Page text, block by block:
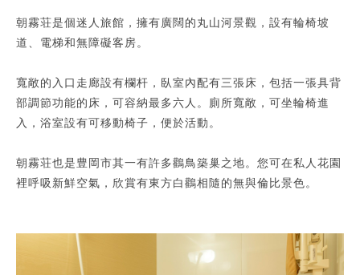
朝霧荘是個迷人旅館，擁有廣闊的丸山河景觀，設有輪椅坡
道、電梯和無障礙客房。
寬敞的入口走廊設有欄杆，臥室內配有三張床，包括一張具背
部調節功能的床，可容納最多六人。廁所寬敞，可坐輪椅進
入，浴室設有可移動椅子，便於活動。
朝霧荘也是豊岡市其一有許多鸛鳥築巢之地。您可在私人花園
裡呼吸新鮮空氣，欣賞有東方白鸛相隨的無與倫比景色。